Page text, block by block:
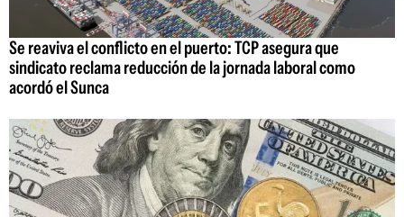
Se reaviva el conflicto en el puerto: TCP asegura que
sindicato reclama reducción de la jornada laboral como
acordó el Sunca